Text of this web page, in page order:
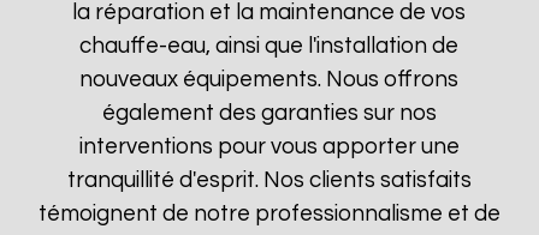
la réparation et la maintenance de vos
chauffe-eau, ainsi que l'installation de
nouveaux équipements. Nous offrons
également des garanties sur nos
interventions pour vous apporter une
tranquillité d'esprit. Nos clients satisfaits
témoignent de notre professionnalisme et de